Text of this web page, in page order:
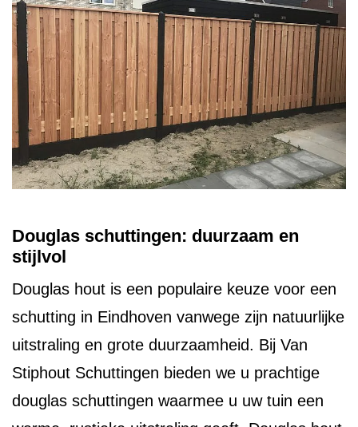
Douglas schuttingen: duurzaam en
stijlvol
Douglas hout is een populaire keuze voor een
schutting in Eindhoven vanwege zijn natuurlijke
uitstraling en grote duurzaamheid. Bij Van
Stiphout Schuttingen bieden we u prachtige
douglas schuttingen waarmee u uw tuin een